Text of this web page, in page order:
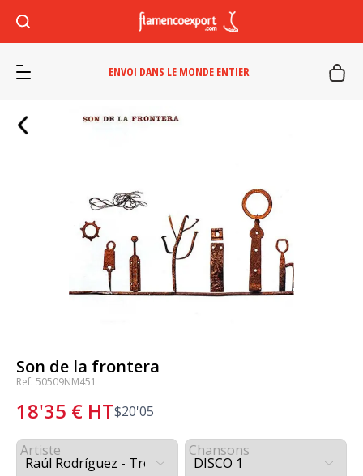
ENVOI DANS LE MONDE ENTIER
Son de la frontera
Ref: 50509NM451
18'35 € HT$20'05
Artiste Chansons